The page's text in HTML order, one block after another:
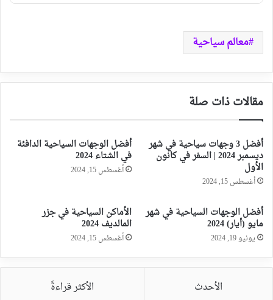
معالم سياحية
مقالات ذات صلة
أفضل 3 وجهات سياحية في شهر
ديسمبر 2024 | السفر في كانون
الأول
أغسطس 15, 2024
أفضل الوجهات السياحية الدافئة
في الشتاء 2024
أغسطس 15, 2024
أفضل الوجهات السياحية في شهر
مايو (أيار) 2024
يونيو 19, 2024
الأماكن السياحية في جزر
المالديف 2024
أغسطس 15, 2024
الأحدث الأكثر قراءةً